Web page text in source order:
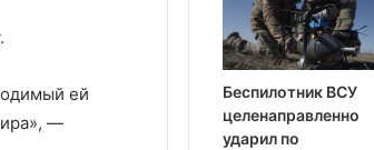
ей
—
Беспилотник ВСУ
целенаправленно
ударил по